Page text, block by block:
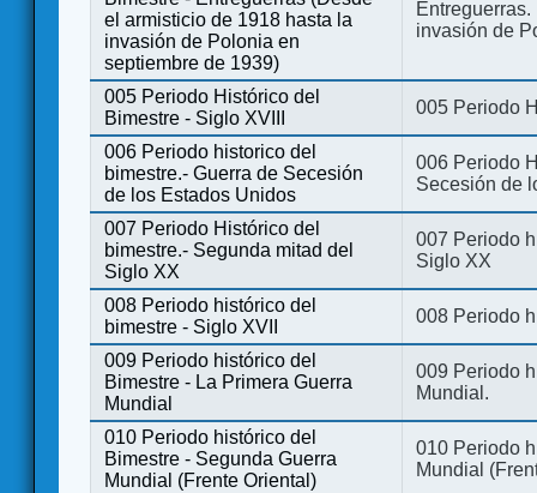
el armisticio de 1918 hasta la
invasión de Polonia en
septiembre de 1939)
invasión de
005 Periodo Histórico del
Bimestre - Siglo XVIII
005 Periodo
006 Periodo historico del
bimestre.- Guerra de Secesión
de los Estados Unidos
006 Periodo
Secesión de
007 Periodo Histórico del
bimestre.- Segunda mitad del
Siglo XX
007 Periodo
Siglo XX
008 Periodo histórico del
bimestre - Siglo XVII
008 Periodo
009 Periodo histórico del
Bimestre - La Primera Guerra
Mundial
009 Periodo
Mundial.
010 Periodo histórico del
Bimestre - Segunda Guerra
Mundial (Frente Oriental)
010 Periodo
Mundial